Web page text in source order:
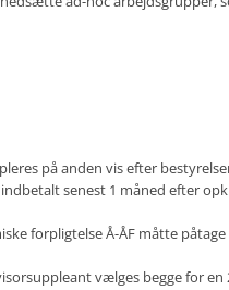
på anden vis efter
senest 1 måned efter
forpligtelse Å-ÅF måtte påtage
vælges begge for